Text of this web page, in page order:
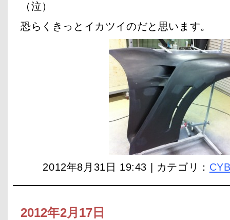
（泣）
恐らくきっとイカツイのだと思います。
2012年8月31日 19:43 | カテゴリ：
2012年2月17日